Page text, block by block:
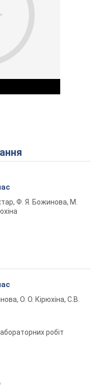
Video
Ф. Я. Божинова, М.
О. О. Кірюхіна, С.В.
робіт